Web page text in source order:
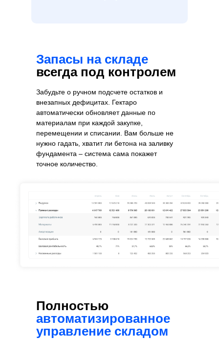
Забудьте о ручном подсчете остатков и
внезапных дефицитах. Гектаро
автоматически обновляет данные по
материалам при каждой закупке,
перемещении и списании. Вам больше не
нужно гадать, хватит ли бетона на заливку
фундамента – система сама покажет
точное количество.
Запасы на складе
всегда под контролем
Полностью
автоматизированное
управление складом